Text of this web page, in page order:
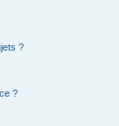
?
?